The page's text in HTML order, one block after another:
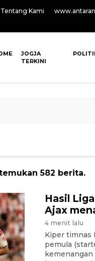
Tentang Kami
JOGJA
TERKINI
582 berita.
Hasil
Ajax
4 menit lalu
Kiper timnas
pemula
kemenangan